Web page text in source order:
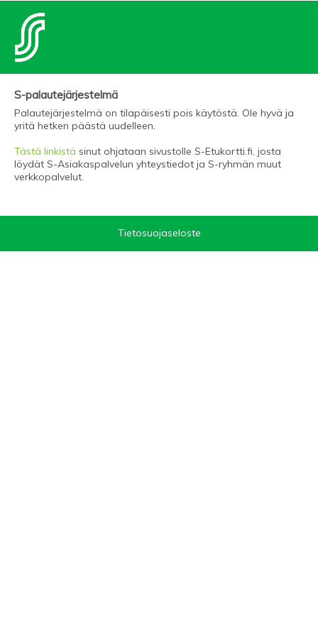
S-palautejärjestelmä
Palautejärjestelmä on tilapäisesti pois käytöstä. Ole hyvä ja
yritä hetken päästä uudelleen.
Tästä linkistä sinut ohjataan sivustolle S-Etukortti.fi, josta
löydät S-Asiakaspalvelun yhteystiedot ja S-ryhmän muut
verkkopalvelut.
Tietosuojaseloste